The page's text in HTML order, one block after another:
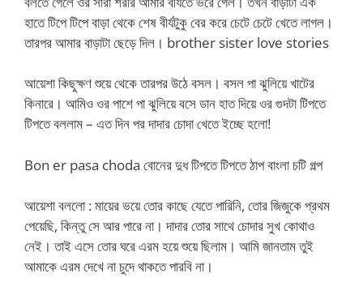
হাতে টিপে টিপে বাড়া থেকে শেষ বীর্যটুকু বের করে চেটে চেটে খেতে লাগল।
তারপর আমার বাড়াটা ছেড়ে দিল। brother sister love stories
আয়েশা কিছুক্ষণ শুয়ে থেকে তারপর উঠে বসল। বসল পা ঝুলিয়ে খাটের
কিনারে। আমিও ওর পাশে পা ঝুলিয়ে বসে ডান হাত দিয়ে ওর গুদটা টিপতে
টিপতে বললাম – এত দিন পর দাদার চোদা খেতে ইচ্ছে হলো!
Bon er pasa choda বোনের দুধ টিপতে টিপতে ঠাপ বাংলা চটি গল্প
আয়েশা বললো : মায়ের ভয়ে তোর কাছে যেতে পারিনি, তোর জিজুকে প্রথম
পেয়েছি, কিন্তু সে আর পারে না। দাদার তোর সাথে চোদার সুখ কোথাও
নেই। তাই এসে তোর ঘরে এরম হয়ে শুয়ে ছিলাম। আমি জানতাম তুই
আমাকে এরম দেখে না চুদে থাকতে পারবি না।